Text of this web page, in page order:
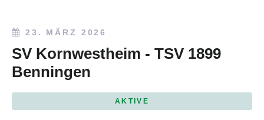
23. MÄRZ 2026
SV Kornwestheim - TSV 1899
Benningen
AKTIVE